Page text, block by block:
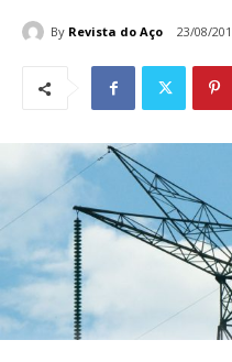
By Revista do Aço 23/08/